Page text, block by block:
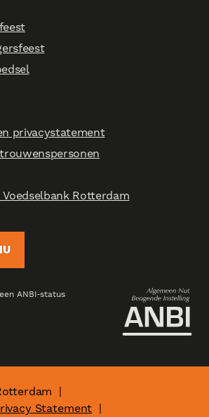
privacystatement
Rotterdam
ANBI‑status
Statement